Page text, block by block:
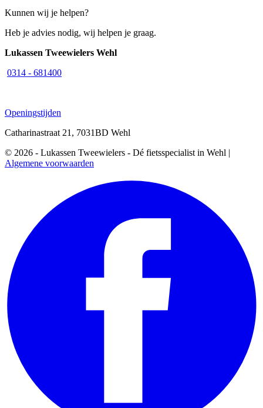
Kunnen wij je helpen?
Heb je advies nodig, wij helpen je graag.
Lukassen Tweewielers Wehl
0314 - 681400
Openingstijden
Catharinastraat 21, 7031BD Wehl
© 2026 - Lukassen Tweewielers - Dé fietsspecialist in Wehl |
Algemene voorwaarden